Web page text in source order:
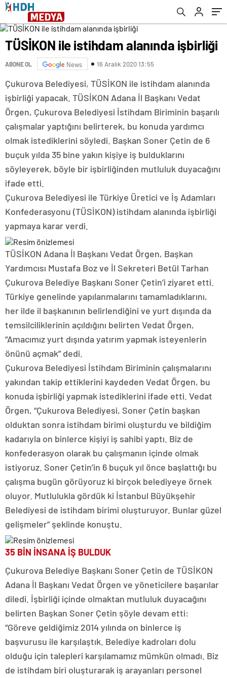
TÜSİKON ile istihdam alanında işbirliği
ABONE OL News 16 Aralık 2020 13:55
Çukurova Belediyesi, TÜSİKON ile istihdam alanında
işbirliği yapacak. TÜSİKON Adana İl Başkanı Vedat
Örgen, Çukurova Belediyesi İstihdam Biriminin başarılı
çalışmalar yaptığını belirterek, bu konuda yardımcı
olmak istediklerini söyledi. Başkan Soner Çetin de 6
buçuk yılda 35 bine yakın kişiye iş bulduklarını
söyleyerek, böyle bir işbirliğinden mutluluk duyacağını
ifade etti.
Çukurova Belediyesi ile Türkiye Üretici ve İş Adamları
Konfederasyonu (TÜSİKON) istihdam alanında işbirliği
yapmaya karar verdi.
TÜSİKON Adana İl Başkanı Vedat Örgen, Başkan
Yardımcısı Mustafa Boz ve İl Sekreteri Betül Tarhan
Çukurova Belediye Başkanı Soner Çetin’i ziyaret etti.
Türkiye genelinde yapılanmalarını tamamladıklarını,
her ilde il başkanının belirlendiğini ve yurt dışında da
temsilciliklerinin açıldığını belirten Vedat Örgen,
“Amacımız yurt dışında yatırım yapmak isteyenlerin
önünü açmak” dedi.
Çukurova Belediyesi İstihdam Biriminin çalışmalarını
yakından takip ettiklerini kaydeden Vedat Örgen, bu
konuda işbirliği yapmak istediklerini ifade etti. Vedat
Örgen, “Çukurova Belediyesi, Soner Çetin başkan
olduktan sonra istihdam birimi oluşturdu ve bildiğim
kadarıyla on binlerce kişiyi iş sahibi yaptı. Biz de
konfederasyon olarak bu çalışmanın içinde olmak
istiyoruz. Soner Çetin’in 6 buçuk yıl önce başlattığı bu
çalışma bugün görüyoruz ki birçok belediyeye örnek
oluyor. Mutlulukla gördük ki İstanbul Büyükşehir
Belediyesi de istihdam birimi oluşturuyor. Bunlar güzel
gelişmeler” şeklinde konuştu.
35 BİN İNSANA İŞ BULDUK
Çukurova Belediye Başkanı Soner Çetin de TÜSİKON
Adana İl Başkanı Vedat Örgen ve yöneticilere başarılar
diledi. İşbirliği içinde olmaktan mutluluk duyacağını
belirten Başkan Soner Çetin şöyle devam etti:
“Göreve geldiğimiz 2014 yılında on binlerce iş
başvurusu ile karşılaştık. Belediye kadroları dolu
olduğu için talepleri karşılamamız mümkün olmadı. Biz
de istihdam biri oluşturarak iş arayanları personel